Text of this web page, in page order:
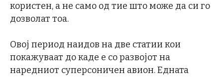
користен, а не само од тие што може да си го
дозволат тоа.
Овој период наидов на две статии кои
покажуваат до каде е со развојот на
наредниот суперсоничен авион. Едната